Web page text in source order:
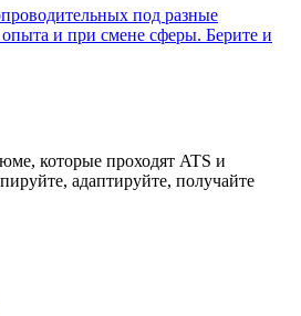
под разные
и при смене сферы. Берите и
которые проходят ATS и
адаптируйте, получайте